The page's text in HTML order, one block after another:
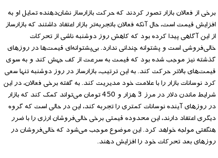
برخی از فعالان بازار تصور کردند که حرکت بازارساز نشان‌دهنده تمایل او به
افزایش قیمت است، حال آنکه فعالان باتجربه‌تر بازار اعتقاد داشتند که بازارساز
از این آگاهی پیدا کرده بود که کاهش روز دوشنبه ناشی از تحرکات
خالی‌فروشی است و پشتوانه چندانی ندارد. بی‌پشتوانه‌ای قیمت‌ها در روزهای
گذشته نیز موجب شده بود که قیمت به سرعت از کف جهش کند و به سوی
قیمت‌های بالاتر حرکت کند. به این ترتیب، بازارساز در روز دوشنبه تنها سعی
کرد نوسانات بازار را با علامت خود مدیریت کند. به گفته برخی فعالان، در این
شرایط ماندن دلار در مرز 3 هزار و 450 تومان می‌تواند کمک کند که بازار
در روزهای آینده نوسانات کمتری را تجربه کند، این در حالی است که گروه
دیگری اعتقاد دارند، این محدوده قیمتی برخی خالی‌فروشان ارزی را با ضرر
هنگفتی مواجه خواهد کرد. این موضوع موجب می‌شود که خالی‌فروشان در
روزهای بعد تحرکات خود را افزایش دهند.